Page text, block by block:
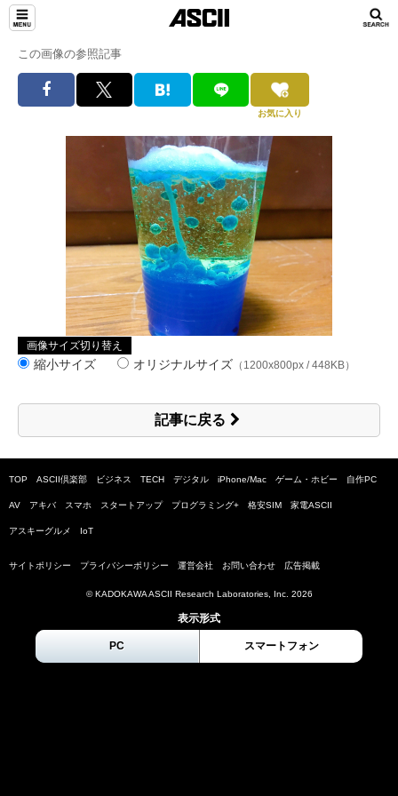
この画像の参照記事
お気に入り
画像サイズ切り替え
縮小サイズ オリジナルサイズ （1200x800px / 448KB）
記事に戻る
TOP ASCII倶楽部 ビジネス TECH デジタル iPhone/Mac ゲーム・ホビー 自作PC
AV アキバ スマホ スタートアップ プログラミング+ 格安SIM 家電ASCII
アスキーグルメ IoT
サイトポリシー プライバシーポリシー 運営会社 お問い合わせ 広告掲載
© KADOKAWA ASCII Research Laboratories, Inc. 2026
表示形式
PC スマートフォン